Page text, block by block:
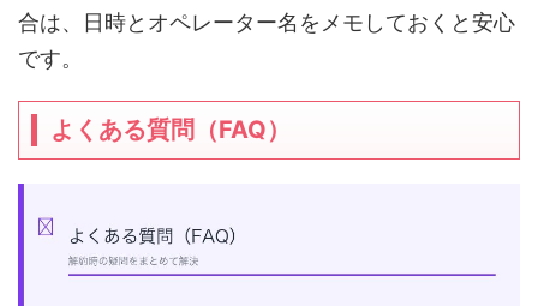
合は、日時とオペレーター名をメモしておくと安心
です。
よくある質問（FAQ）